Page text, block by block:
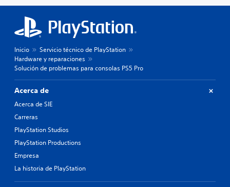
Inicio
Servicio técnico de PlayStation
Hardware y reparaciones
Solución de problemas para consolas PS5 Pro
Acerca de
Acerca de SIE
Carreras
PlayStation Studios
PlayStation Productions
Empresa
La historia de PlayStation